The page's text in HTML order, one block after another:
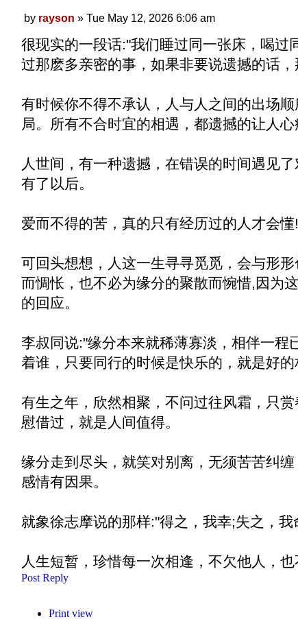
Post
by rayson » Tue May 12, 2026 6:06 am
很现实的一段话:"我们睡过同一张床，喝
过那麽多亲密的事，如果非要说遗撼的话
有时候你不得不承认，人与人之间的出场
局。所有不合时宜的相遇，都遗撼的让人心
人世间，有一种遗撼，在错误的时间遇见
有了以后。
爱而不得的苦，真的只有经历过的人才会懂!
可回头想想，人这一生寻寻觅觅，会与形
而惆怅，也不必为缘分的聚散而惋惜,因为
的回应。
李叔同说:"缘分本来就稀薄寡淡，相伴一
着谁，只要同行的时候是快乐的，就是好的
有生之年，欣然相聚，不问过往风霜，只
慰借过，就是人间值得。
缘分走到尽头，就笑对别离，无须苦苦纠
感情有因果。
就象徐志摩说的那样:"得之，我幸;失之，我
人生短暂，珍惜每一次相逢，不欠他人，
Post Reply
Print view